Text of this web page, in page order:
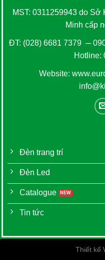
MST: 0311259943 do
Minh cấp
ĐT: (028) 6681 7379 ─
Hotline:
Website:
Đèn trang trí
Đèn Led
Catalogue
Tin tức
Thiết kế